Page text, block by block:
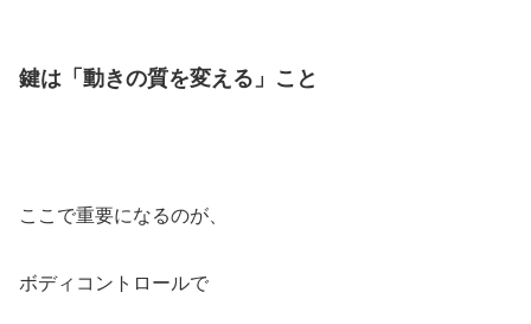
鍵は「動きの質を変える」こと
ここで重要になるのが、
ボディコントロールで